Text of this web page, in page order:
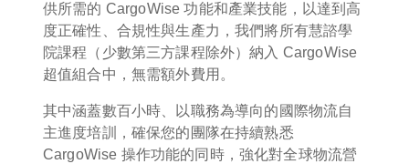
供所需的 CargoWise 功能和產業技能，以達到高
度正確性、合規性與生產力，我們將所有慧諮學
院課程（少數第三方課程除外）納入 CargoWise
超值組合中，無需額外費用。
其中涵蓋數百小時、以職務為導向的國際物流自
主進度培訓，確保您的團隊在持續熟悉
CargoWise 操作功能的同時，強化對全球物流營